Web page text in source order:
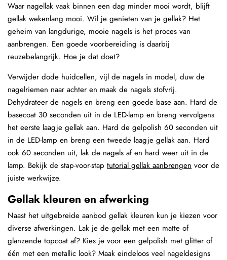
Waar nagellak vaak binnen een dag minder mooi wordt, blijft
gellak wekenlang mooi. Wil je genieten van je gellak? Het
geheim van langdurige, mooie nagels is het proces van
aanbrengen. Een goede voorbereiding is daarbij
reuzebelangrijk. Hoe je dat doet?
Verwijder dode huidcellen, vijl de nagels in model, duw de
nagelriemen naar achter en maak de nagels stofvrij.
Dehydrateer de nagels en breng een goede base aan. Hard de
basecoat 30 seconden uit in de LED-lamp en breng vervolgens
het eerste laagje gellak aan. Hard de gelpolish 60 seconden uit
in de LED-lamp en breng een tweede laagje gellak aan. Hard
ook 60 seconden uit, lak de nagels af en hard weer uit in de
lamp. Bekijk de stap-voor-stap tutorial gellak aanbrengen voor de
juiste werkwijze.
Gellak kleuren en afwerking
Naast het uitgebreide aanbod gellak kleuren kun je kiezen voor
diverse afwerkingen. Lak je de gellak met een matte of
glanzende topcoat af? Kies je voor een gelpolish met glitter of
één met een metallic look? Maak eindeloos veel nageldesigns